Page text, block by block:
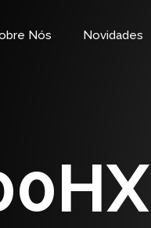
Nós Novidades